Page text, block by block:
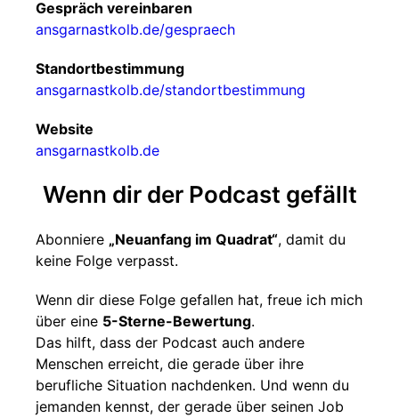
Gespräch vereinbaren
ansgarnastkolb.de/gespraech
Standortbestimmung
ansgarnastkolb.de/standortbestimmung
Website
ansgarnastkolb.de
Wenn dir der Podcast gefällt
Abonniere „Neuanfang im Quadrat“, damit du
keine Folge verpasst.
Wenn dir diese Folge gefallen hat, freue ich mich
über eine 5-Sterne-Bewertung.
Das hilft, dass der Podcast auch andere
Menschen erreicht, die gerade über ihre
berufliche Situation nachdenken. Und wenn du
jemanden kennst, der gerade über seinen Job